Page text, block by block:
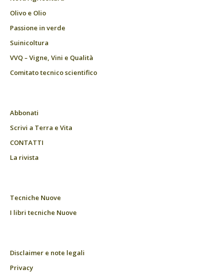
Olivo e Olio
Passione in verde
Suinicoltura
VVQ – Vigne, Vini e Qualità
Comitato tecnico scientifico
Abbonati
Scrivi a Terra e Vita
CONTATTI
La rivista
Tecniche Nuove
I libri tecniche Nuove
Disclaimer e note legali
Privacy